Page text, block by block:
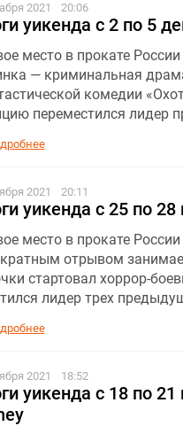
2021 20:06
уикенда с 2 по 5
место в прокате
— криминальная
комедии
переместился лидер
2021 20:11
уикенда с 25 по
место в прокате
отрывом
стартовал хоррор-
лидер трех
2021 18:52
уикенда с 18 по